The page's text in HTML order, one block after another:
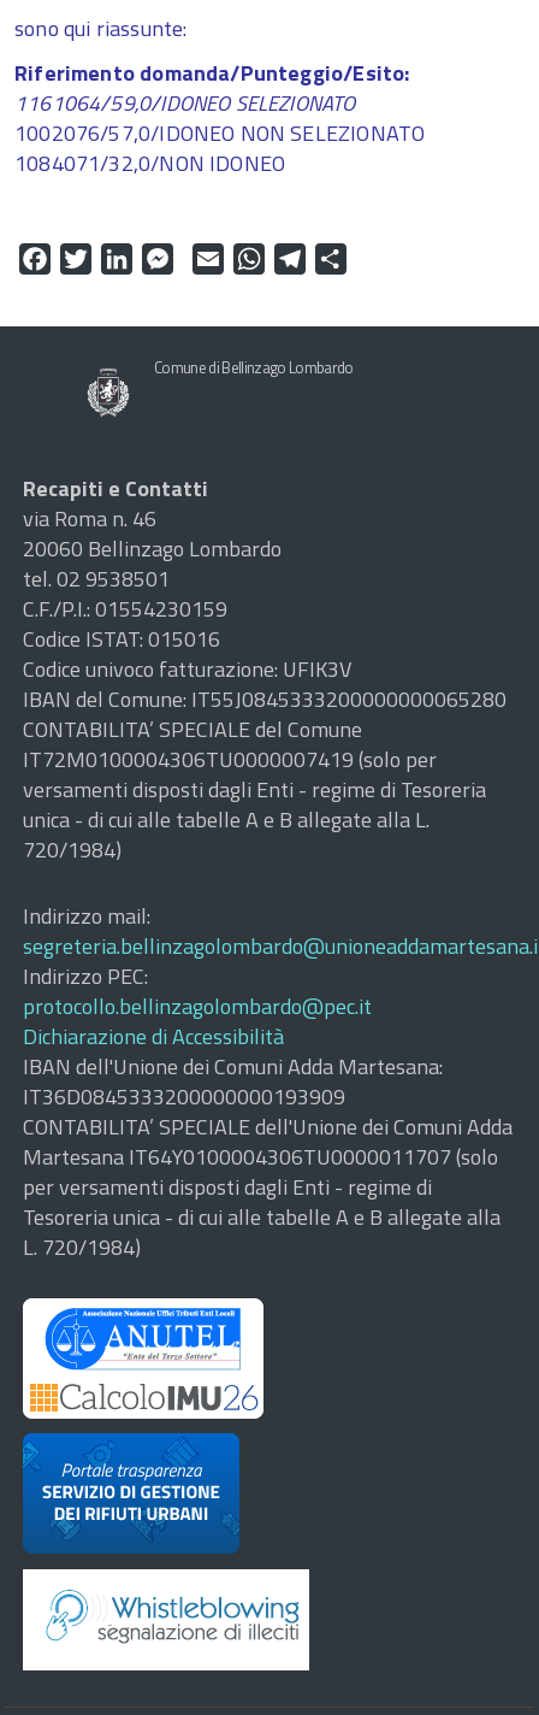
sono qui riassunte:
Riferimento domanda/Punteggio/Esito:
1161064/59,0/IDONEO SELEZIONATO
1002076/57,0/IDONEO NON SELEZIONATO
1084071/32,0/NON IDONEO
FacebookTwitterLinkedInMessenger
Email WhatsAppTelegram
Comune di Bellinzago Lombardo
Recapiti e Contatti
via Roma n. 46
20060 Bellinzago Lombardo
tel. 02 9538501
C.F./P.I.: 01554230159
Codice ISTAT: 015016
Codice univoco fatturazione: UFIK3V
IBAN del Comune: IT55J0845333200000000065280
CONTABILITA’ SPECIALE del Comune
IT72M0100004306TU0000007419 (solo per
versamenti disposti dagli Enti - regime di Tesoreria
unica - di cui alle tabelle A e B allegate alla L.
720/1984)
Indirizzo mail:
Indirizzo PEC:
protocollo.bellinzagolombardo@pec.it
Dichiarazione di Accessibilità
IBAN dell'Unione dei Comuni Adda Martesana:
IT36D0845333200000000193909
CONTABILITA’ SPECIALE dell'Unione dei Comuni Adda
Martesana IT64Y0100004306TU0000011707 (solo
per versamenti disposti dagli Enti - regime di
Tesoreria unica - di cui alle tabelle A e B allegate alla
L. 720/1984)